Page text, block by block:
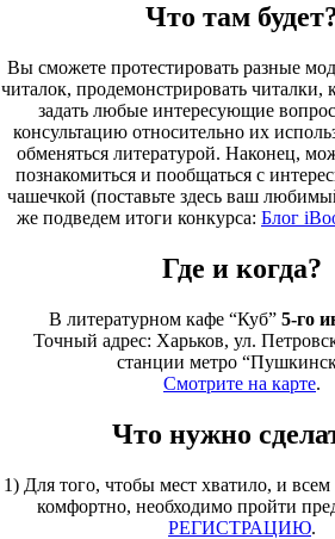
Что там
Вы сможете протестировать разные
читалок, продемонстрировать читалки,
задать любые интересующие
консультацию относительно их
обменяться литературой. Наконец,
познакомиться и пообщаться с
чашечкой (поставьте здесь ваш
же подведем итоги конкурса: Блог
Где и когда?
В литературном кафе “Куб” 5-го
Точный адрес: Харьков, ул.
станции метро
Смотрите на карте.
Что нужно
1) Для того, чтобы мест хватило, и
комфортно, необходимо пройти
РЕГИСТРАЦИЮ.